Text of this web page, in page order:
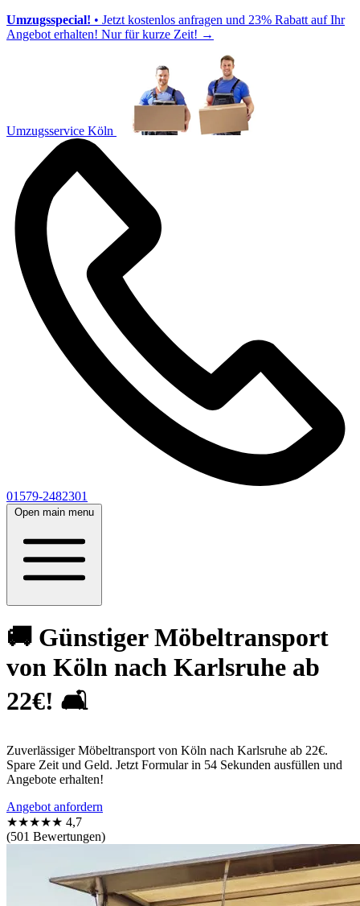
Umzugsspecial! • Jetzt kostenlos anfragen und 23% Rabatt auf Ihr
Angebot erhalten! Nur für kurze Zeit! →
Umzugsservice Köln
01579-2482301
Open main menu
🚚 Günstiger Möbeltransport
von Köln nach Karlsruhe ab
22€! 🛋
Zuverlässiger Möbeltransport von Köln nach Karlsruhe ab 22€.
Spare Zeit und Geld. Jetzt Formular in 54 Sekunden ausfüllen und
Angebote erhalten!
Angebot anfordern
★★★★★ 4,7
(501 Bewertungen)